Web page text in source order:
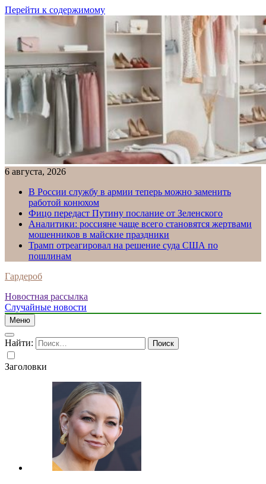
Перейти к содержимому
6 августа, 2026
В России службу в армии теперь можно заменить
работой конюхом
Фицо передаст Путину послание от Зеленского
Аналитики: россияне чаще всего становятся жертвами
мошенников в майские праздники
Трамп отреагировал на решение суда США по
пошлинам
Гардероб
Новостная рассылка
Случайные новости
Меню
Найти:
Заголовки